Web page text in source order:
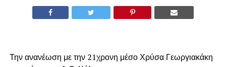
Την ανανέωση με την 21χρονη μέσο Χρύσα Γεωργιακάκη